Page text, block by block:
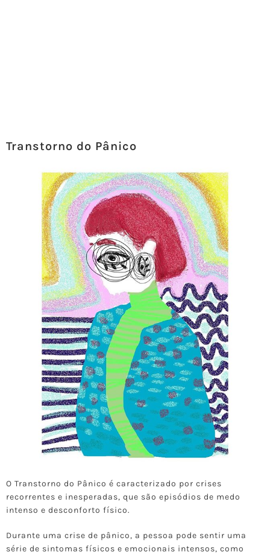
Transtorno do Pânico
O Transtorno do Pânico é caracterizado por crises
recorrentes e inesperadas, que são episódios de medo
intenso e desconforto físico.
Durante uma crise de pânico, a pessoa pode sentir uma
série de sintomas físicos e emocionais intensos, como